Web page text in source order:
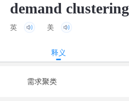
demand clustering
英 美
释义
需求聚类